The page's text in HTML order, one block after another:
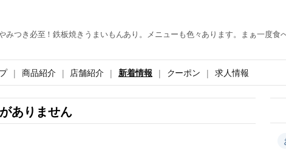
みつき必至！鉄板焼きうまいもんあり。メニューも色々あります。まぁ一度食
商品紹介 店舗紹介 新着情報 クーポン 求人情報
ありません